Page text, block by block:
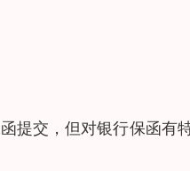
提交，但对银行保函有